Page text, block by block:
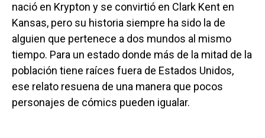
nació en Krypton y se convirtió en Clark Kent en
Kansas, pero su historia siempre ha sido la de
alguien que pertenece a dos mundos al mismo
tiempo. Para un estado donde más de la mitad de la
población tiene raíces fuera de Estados Unidos,
ese relato resuena de una manera que pocos
personajes de cómics pueden igualar.